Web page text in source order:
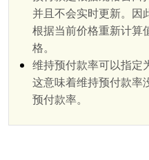
并且不会实时更新。因
根据当前价格重新计算
格。
维持预付款率可以指定
这意味着维持预付款率
预付款率。